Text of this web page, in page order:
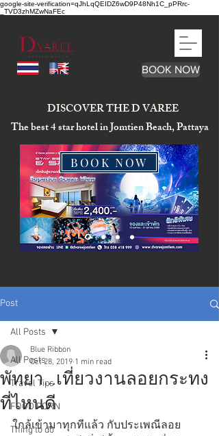
google-site-verification=qJhLqQEIDZ6wD9P48Nh1C_pPRrc-
_TVD3zhMZwNaFEc
BOOK NOW
DISCOVER THE D VAREE
The best 4 star hotel in Jomtien Beach, Pattaya
BOOK NOW
Post
All Posts
Travel Tips
FOOD PORN
Thing to do
All Posts
พัทยา...เที่ยวงานลอยกระทง
ที่ไหนดี
Blue Ribbon
Oct 28, 2019 1 min read
ใกล้เข้ามาทุกทีแล้ว กับประเพณีลอย